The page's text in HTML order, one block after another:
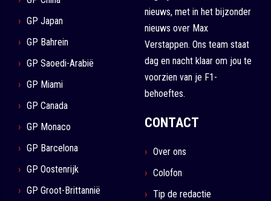
GP Japan
GP Bahrein
GP Saoedi-Arabië
GP Miami
GP Canada
GP Monaco
GP Barcelona
GP Oostenrijk
GP Groot-Brittannië
nieuws, met in het bijzonder
nieuws over Max
Verstappen. Ons team staat
dag en nacht klaar om jou te
voorzien van je F1-
behoeftes.
CONTACT
Over ons
Colofon
Tip de redactie